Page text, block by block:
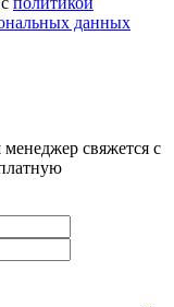
данных
свяжется с